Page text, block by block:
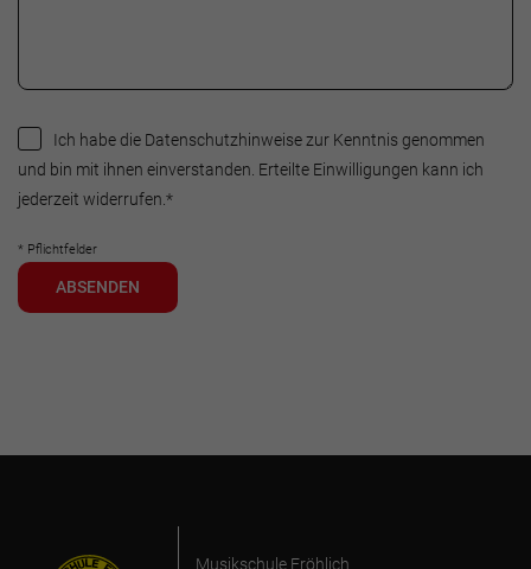
Ich habe die Datenschutzhinweise zur Kenntnis genommen
und bin mit ihnen einverstanden. Erteilte Einwilligungen kann ich
jederzeit widerrufen. *
* Pflichtfelder
ABSENDEN
Musikschule Fröhlich